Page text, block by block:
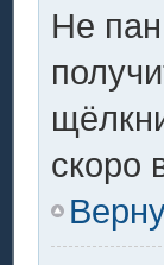
Не
скоро